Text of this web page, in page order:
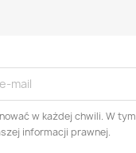
w każdej chwili. W
informacji prawnej.